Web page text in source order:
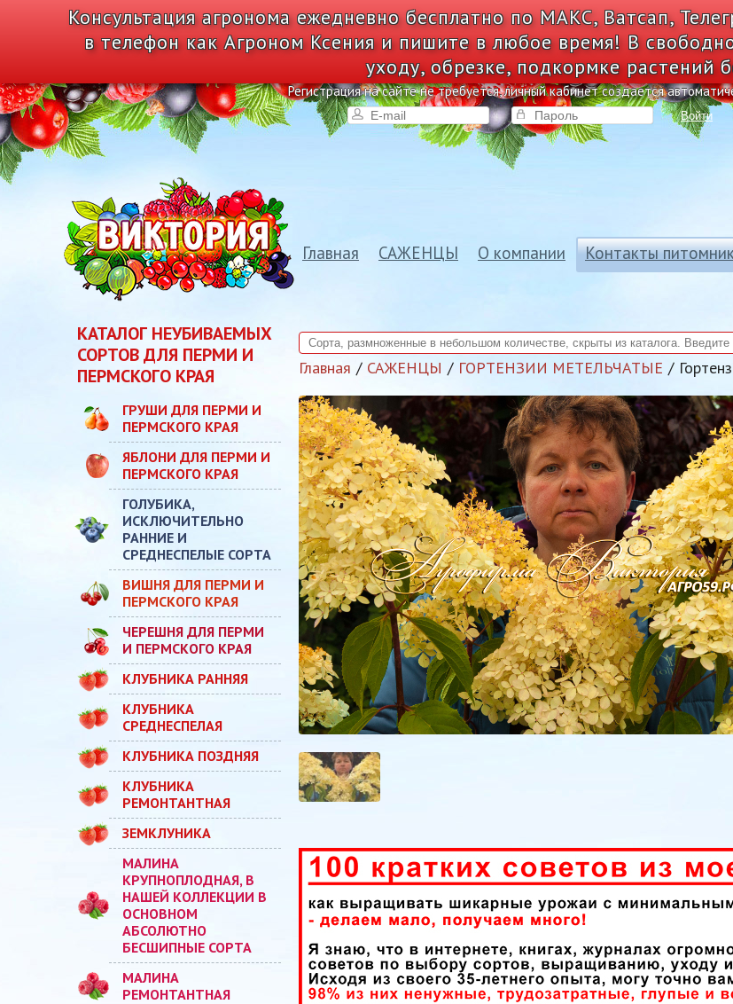
Консультация агронома ежедневно бесплатно по МАКС, Ватсап,
в телефон как Агроном Ксения и пишите в любое время! В
уходу, обрезке, подкормке растений
Регистрация на сайте не требуется, личный кабинет создается
Войти
Главная САЖЕНЦЫ О компании Контакты
КАТАЛОГ НЕУБИВАЕМЫХ
СОРТОВ ДЛЯ ПЕРМИ И
ПЕРМСКОГО КРАЯ
ГРУШИ ДЛЯ ПЕРМИ И
ПЕРМСКОГО КРАЯ
ЯБЛОНИ ДЛЯ ПЕРМИ И
ПЕРМСКОГО КРАЯ
ГОЛУБИКА,
ИСКЛЮЧИТЕЛЬНО
РАННИЕ И
СРЕДНЕСПЕЛЫЕ СОРТА
ВИШНЯ ДЛЯ ПЕРМИ И
ПЕРМСКОГО КРАЯ
ЧЕРЕШНЯ ДЛЯ ПЕРМИ
И ПЕРМСКОГО КРАЯ
КЛУБНИКА РАННЯЯ
КЛУБНИКА
СРЕДНЕСПЕЛАЯ
КЛУБНИКА ПОЗДНЯЯ
КЛУБНИКА
РЕМОНТАНТНАЯ
ЗЕМКЛУНИКА
МАЛИНА
КРУПНОПЛОДНАЯ, В
НАШЕЙ КОЛЛЕКЦИИ В
ОСНОВНОМ
АБСОЛЮТНО
БЕСШИПНЫЕ СОРТА
МАЛИНА
РЕМОНТАНТНАЯ
Главная САЖЕНЦЫ ГОРТЕНЗИИ МЕТЕЛЬЧАТЫЕ